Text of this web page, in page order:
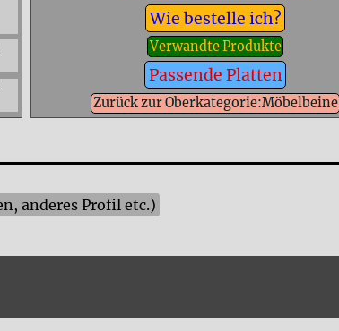
Wie bestelle ich?
Verwandte Produkte
Passende Platten
Zurück zur Oberkategorie:Möbelbeine
anderes Profil etc.)